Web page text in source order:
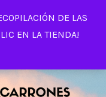
DE LAS
EN LA TIENDA!